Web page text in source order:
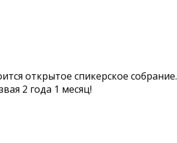
открытое спикерское собрание.
2 года 1 месяц!